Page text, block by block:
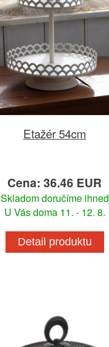
Etažér 54cm
Cena: 36.46 EUR
Skladom doručíme ihneď
U Vás doma 11. - 12. 8.
Detail produktu